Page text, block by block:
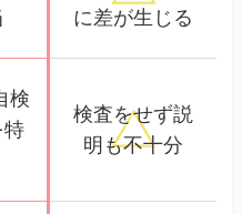
に差が生じる
検
特
検査をせず説
明も不十分